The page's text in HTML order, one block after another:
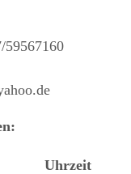
59567160
Uhrzeit